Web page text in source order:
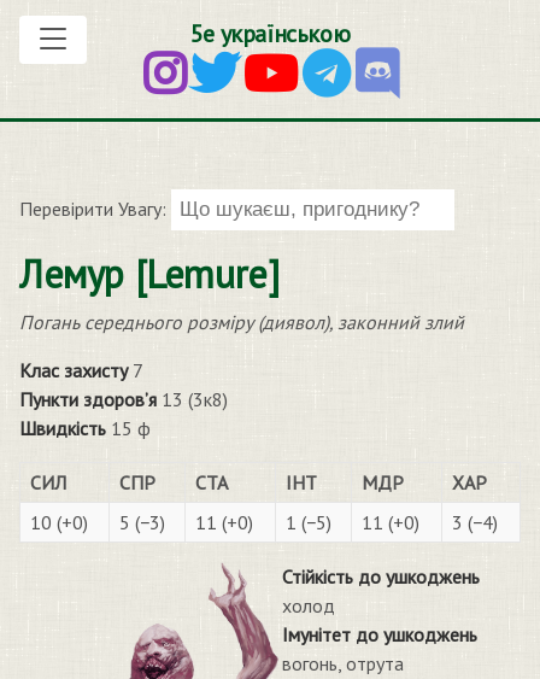
5е українською
Перевірити Увагу:
Лемур [Lemure]
Погань середнього розміру (диявол), законний злий
Клас захисту7
Пункти здоров’я 13 (3к8)
Швидкість 15 ф
СИЛ СПР СТА ІНТ МДР
ХАР
10 (+0)
5 (−3) 11 (+0) 1 (−5) 11 (+0) 3 (−4)
Стійкість до ушкоджень
холод
Імунітет до ушкоджень
вогонь, отрута